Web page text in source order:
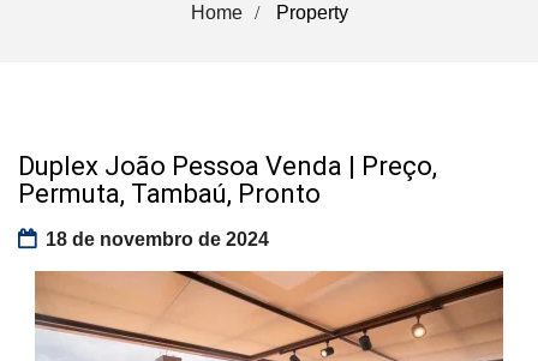
Home Property
Duplex João Pessoa Venda | Preço,
Permuta, Tambaú, Pronto
18 de novembro de 2024